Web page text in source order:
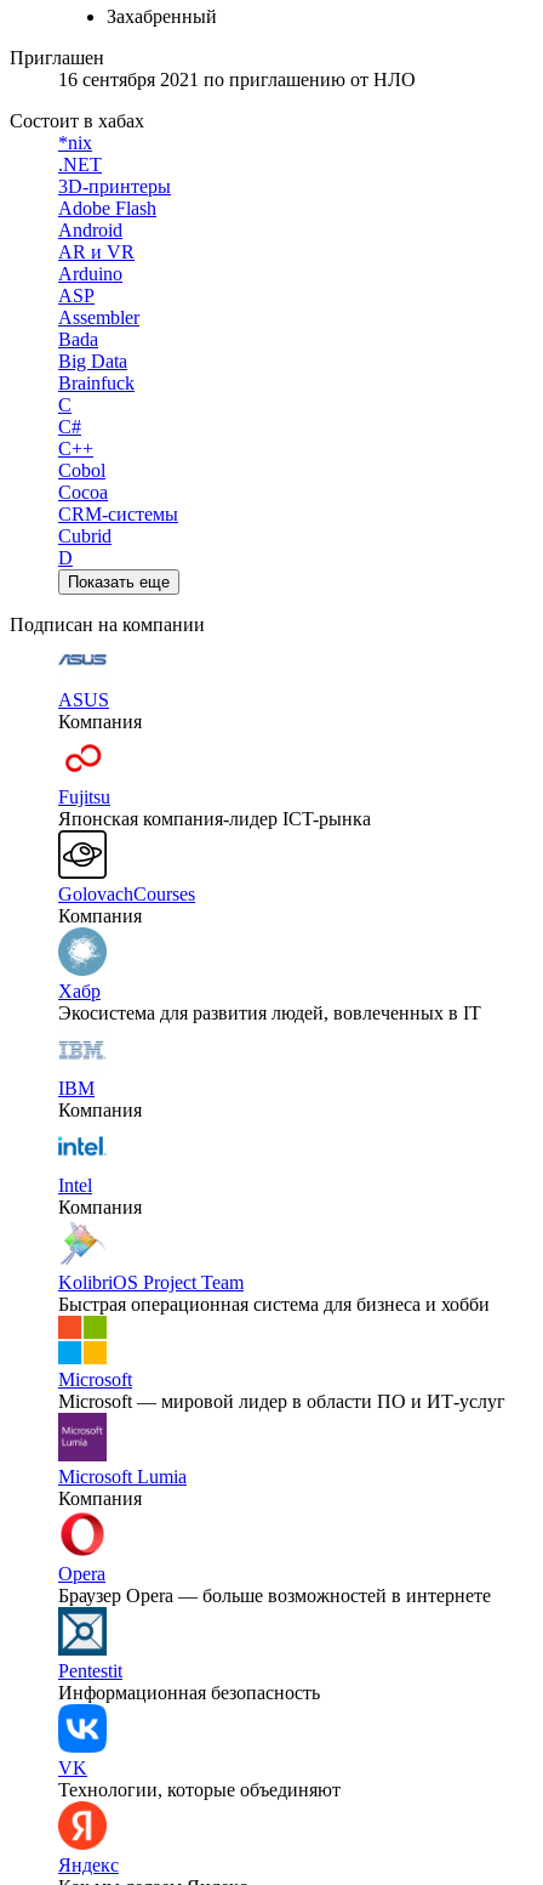
Захабренный
Приглашен
16 сентября 2021 по приглашению от НЛО
Состоит в хабах
*nix
.NET
3D-принтеры
Adobe Flash
Android
AR и VR
Arduino
ASP
Assembler
Bada
Big Data
Brainfuck
C
C#
C++
Cobol
Cocoa
CRM-системы
Cubrid
D
Показать еще
Подписан на компании
ASUS
Компания
Fujitsu
Японская компания-лидер ICT-рынка
GolovachCourses
Компания
Хабр
Экосистема для развития людей, вовлеченных в IT
IBM
Компания
Intel
Компания
KolibriOS Project Team
Быстрая операционная система для бизнеса и хобби
Microsoft
Microsoft — мировой лидер в области ПО и ИТ-услуг
Microsoft Lumia
Компания
Opera
Браузер Opera — больше возможностей в интернете
Pentestit
Информационная безопасность
VK
Технологии, которые объединяют
Яндекс